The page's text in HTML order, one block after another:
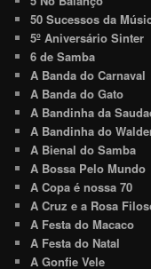
50 Sucessos da
5º Aniversário Sinter
6 de Samba
A Banda do Carnaval
A Banda do Gato
A Bandinha da
A Bandinha do
A Bienal do Samba
A Bossa Pelo Mundo
A Copa é nossa 70
A Cruz e a Rosa
A Festa do Macaco
A Festa do Natal
A Gonfie Vele